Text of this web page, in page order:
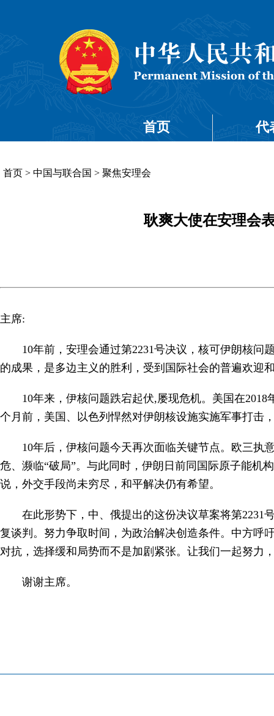
首页 代
首页 > 中国与联合国 > 聚焦安理会
耿爽大使在安理会
主席:
10年前，安理会通过第2231号决议，核可伊朗核
的成果，是多边主义的胜利，受到国际社会的普遍欢迎
10年来，伊核问题跌宕起伏,屡现危机。美国在
个月前，美国、以色列悍然对伊朗核设施实施军事打击
10年后，伊核问题今天再次面临关键节点。欧三执
危、濒临“破局”。与此同时，伊朗日前同国际原子能机
说，外交手段尚未穷尽，和平解决仍有希望。
在此形势下，中、俄提出的这份决议草案将第2231
复谈判。努力争取时间，为政治解决创造条件。中方呼
对抗，选择缓和局势而不是加剧紧张。让我们一起努力
谢谢主席。